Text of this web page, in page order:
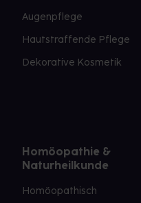
Augenpflege
Hautstraffende Pflege
Dekorative Kosmetik
Homöopathie &
Naturheilkunde
Homöopathisch